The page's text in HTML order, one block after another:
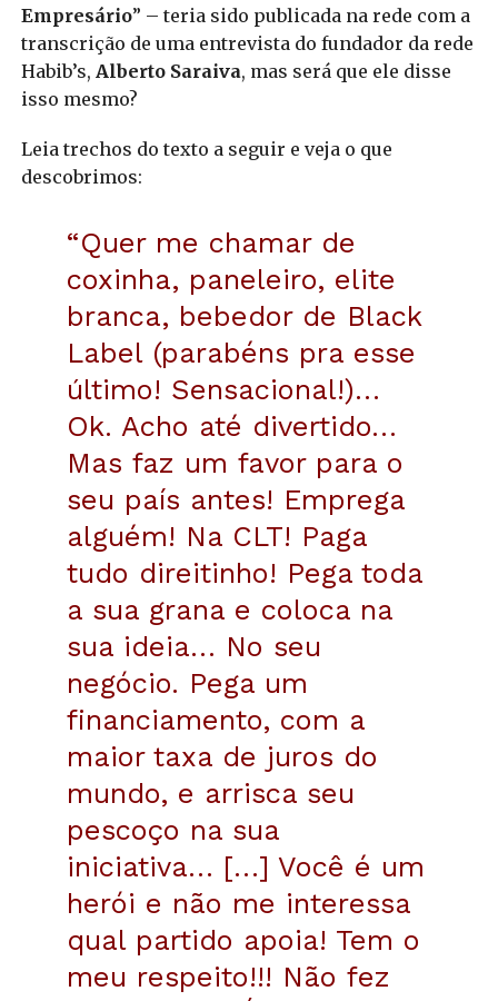
Empresário” – teria sido publicada na rede com a
transcrição de uma entrevista do fundador da rede
Habib’s, Alberto Saraiva, mas será que ele disse
isso mesmo?
Leia trechos do texto a seguir e veja o que
descobrimos:
“Quer me chamar de
coxinha, paneleiro, elite
branca, bebedor de Black
Label (parabéns pra esse
último! Sensacional!)…
Ok. Acho até divertido…
Mas faz um favor para o
seu país antes! Emprega
alguém! Na CLT! Paga
tudo direitinho! Pega toda
a sua grana e coloca na
sua ideia… No seu
negócio. Pega um
financiamento, com a
maior taxa de juros do
mundo, e arrisca seu
pescoço na sua
iniciativa… […] Você é um
herói e não me interessa
qual partido apoia! Tem o
meu respeito!!! Não fez